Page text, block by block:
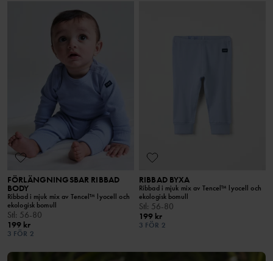
FÖRLÄNGNINGSBAR RIBBAD
BODY
Ribbad i mjuk mix av Tencel™ lyocell och
ekologisk bomull
Stl: 56-80
199 kr
3 FÖR 2
RIBBAD BYXA
Ribbad i mjuk mix av Tencel™ lyocell och
ekologisk bomull
Stl: 56-80
199 kr
3 FÖR 2